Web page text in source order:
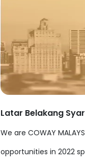
Latar Belakang
We are COWAY
opportunities in 2022